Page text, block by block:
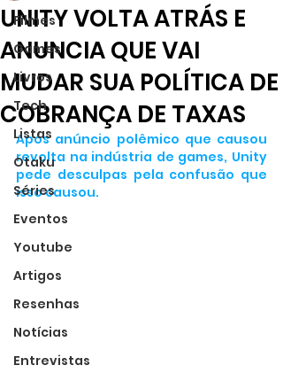
Filmes
Games
Livros
Tech
Listas
Otaku
Séries
Eventos
Youtube
Artigos
Resenhas
Notícias
Entrevistas
UNITY VOLTA ATRÁS E
ANUNCIA QUE VAI
MUDAR SUA POLÍTICA DE
COBRANÇA DE TAXAS
Após anúncio polêmico que causou
revolta na indústria de games, Unity
pede desculpas pela confusão que
isso causou.